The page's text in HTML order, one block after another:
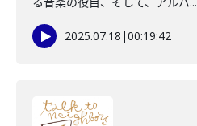
2025.07.18 |00:19:42